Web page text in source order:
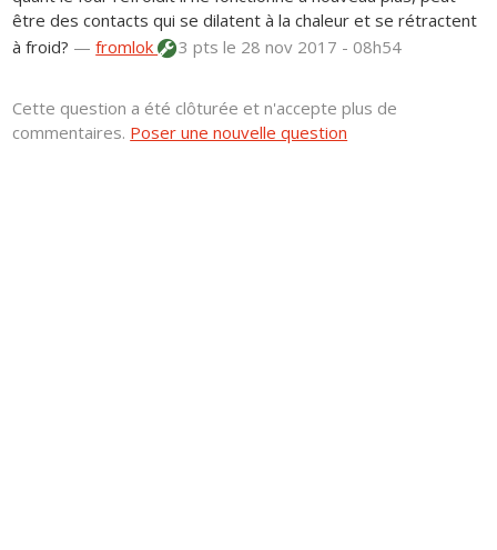
être des contacts qui se dilatent à la chaleur et se rétractent
à froid? —fromlok 3 ptsle 28 nov 2017 - 08h54
Cette question a été clôturée et n'accepte plus de
commentaires. Poser une nouvelle question